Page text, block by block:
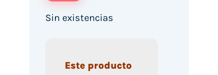
Sin existencias
Este producto